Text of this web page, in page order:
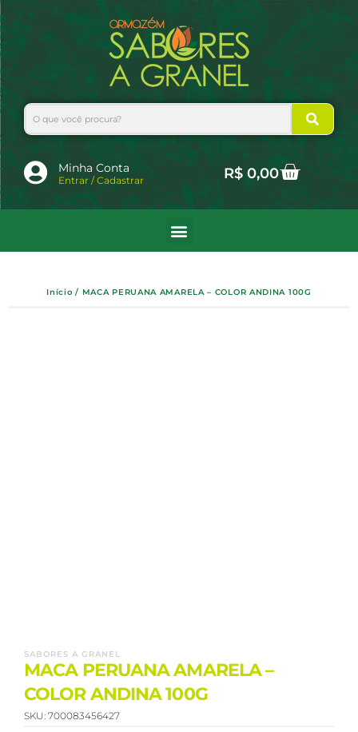
para
o
conteúdo
Search
Minha Conta
Entrar / Cadastrar R$0,00Cart
Início / MACA PERUANA AMARELA – COLOR ANDINA 100G
SABORES A GRANEL
MACA PERUANA AMARELA –
COLOR ANDINA 100G
SKU: 700083456427